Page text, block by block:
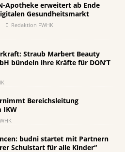
Apotheke erweitert ab Ende
Gesundheitsmarkt
Redaktion FWHK
Straub Marbert Beauty
bündeln ihre Kräfte für DON’T
Bereichsleitung
IKW
budni startet mit Partnern
Schulstart für alle Kinder“